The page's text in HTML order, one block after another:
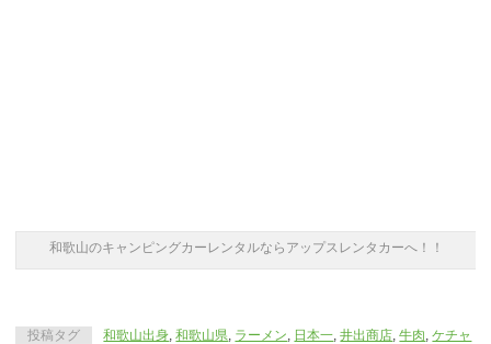
和歌山のキャンピングカーレンタルならアップスレンタカーへ！！
投稿タグ 和歌山出身,和歌山県, ラーメン, 日本一,井出商店,牛肉,ケチャ